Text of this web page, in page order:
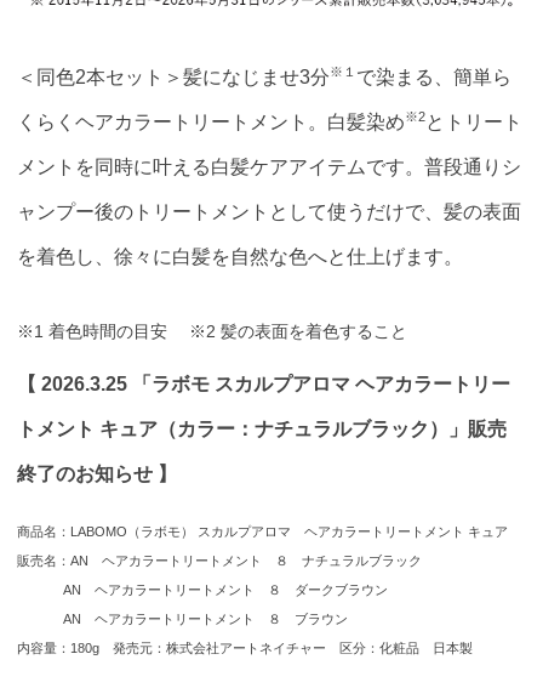
＜同色2本セット＞髪になじませ3分※１ で染まる、簡単ら
くらくヘアカラートリートメント。白髪染め※2とトリート
メントを同時に叶える白髪ケアアイテムです。普段通りシ
ャンプー後のトリートメントとして使うだけで、髪の表面
を着色し、徐々に白髪を自然な色へと仕上げます。
※1 着色時間の目安 ※2 髪の表面を着色すること
【 2026.3.25 「ラボモ スカルプアロマ ヘアカラートリー
トメント キュア（カラー：ナチュラルブラック）」販売
終了のお知らせ 】
商品名：LABOMO（ラボモ） スカルプアロマ ヘアカラートリートメント キュア
販売名：AN ヘアカラートリートメント ８ ナチュラルブラック
AN ヘアカラートリートメント ８ ダークブラウン
AN ヘアカラートリートメント ８ ブラウン
内容量：180g 発売元：株式会社アートネイチャー 区分：化粧品 日本製